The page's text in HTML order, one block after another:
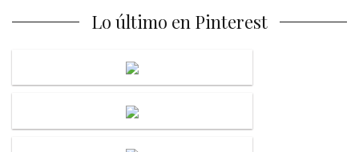
Lo último en Pinterest